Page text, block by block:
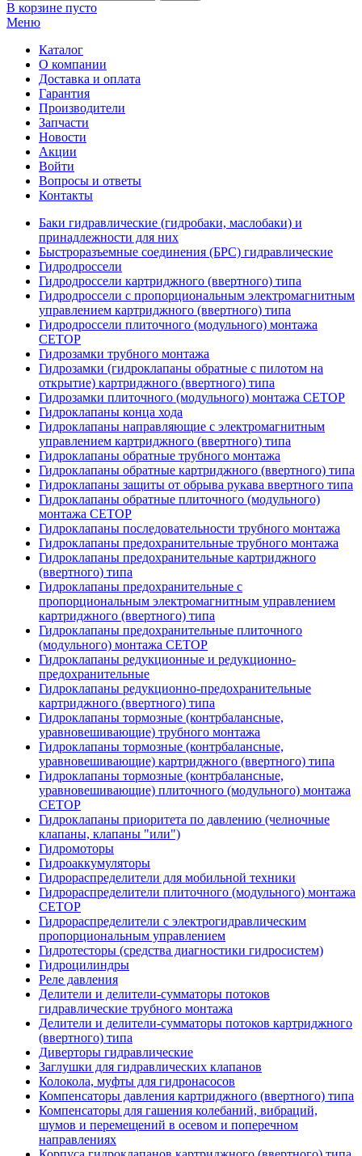
В корзине пусто
Меню
Каталог
О компании
Доставка и оплата
Гарантия
Производители
Запчасти
Новости
Акции
Войти
Вопросы и ответы
Контакты
Баки гидравлические (гидробаки, маслобаки) и
принадлежности для них
Быстроразъемные соединения (БРС) гидравлические
Гидродроссели
Гидродроссели картриджного (ввертного) типа
Гидродроссели с пропорциональным электромагнитным
управлением картриджного (ввертного) типа
Гидродроссели плиточного (модульного) монтажа
CETOP
Гидрозамки трубного монтажа
Гидрозамки (гидроклапаны обратные с пилотом на
открытие) картриджного (ввертного) типа
Гидрозамки плиточного (модульного) монтажа CETOP
Гидроклапаны конца хода
Гидроклапаны направляющие с электромагнитным
управлением картриджного (ввертного) типа
Гидроклапаны обратные трубного монтажа
Гидроклапаны обратные картриджного (ввертного) типа
Гидроклапаны защиты от обрыва рукава ввертного типа
Гидроклапаны обратные плиточного (модульного)
монтажа CETOP
Гидроклапаны последовательности трубного монтажа
Гидроклапаны предохранительные трубного монтажа
Гидроклапаны предохранительные картриджного
(ввертного) типа
Гидроклапаны предохранительные с
пропорциональным электромагнитным управлением
картриджного (ввертного) типа
Гидроклапаны предохранительные плиточного
(модульного) монтажа CETOP
Гидроклапаны редукционные и редукционно-
предохранительные
Гидроклапаны редукционно-предохранительные
картриджного (ввертного) типа
Гидроклапаны тормозные (контрбалансные,
уравновешивающие) трубного монтажа
Гидроклапаны тормозные (контрбалансные,
уравновешивающие) картриджного (ввертного) типа
Гидроклапаны тормозные (контрбалансные,
уравновешивающие) плиточного (модульного) монтажа
CETOP
Гидроклапаны приоритета по давлению (челночные
клапаны, клапаны "или")
Гидромоторы
Гидроаккумуляторы
Гидрораспределители для мобильной техники
Гидрораспределители плиточного (модульного) монтажа
СЕТОР
Гидрораспределители с электрогидравлическим
пропорциональным управлением
Гидротесторы (средства диагностики гидросистем)
Гидроцилиндры
Реле давления
Делители и делители-сумматоры потоков
гидравлические трубного монтажа
Делители и делители-сумматоры потоков картриджного
(ввертного) типа
Диверторы гидравлические
Заглушки для гидравлических клапанов
Колокола, муфты для гидронасосов
Компенсаторы давления картриджного (ввертного) типа
Компенсаторы для гашения колебаний, вибраций,
шумов и перемещений в осевом и поперечном
направлениях